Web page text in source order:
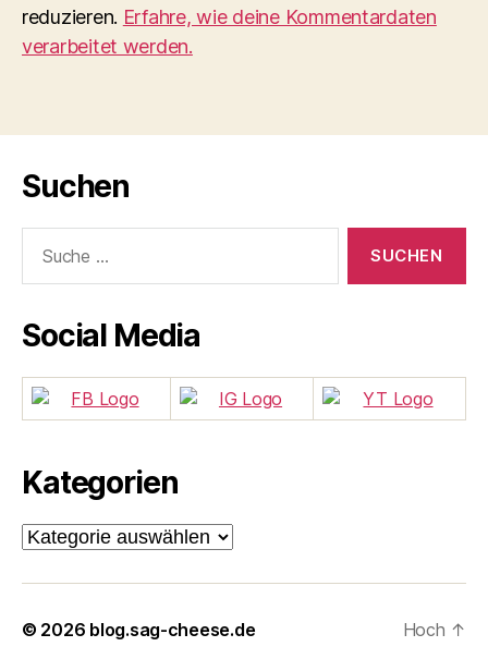
reduzieren. Erfahre, wie deine Kommentardaten
verarbeitet werden.
Suchen
nach:
Social Media
Kategorien
Kategorien
© 2026 blog.sag-cheese.de Hoch ↑